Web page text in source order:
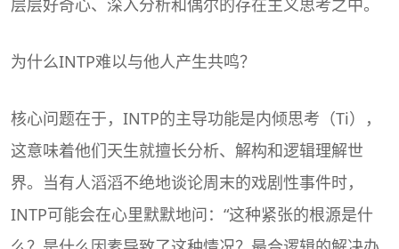
层层好奇心、深入分析和偶尔的存在主义思考之中。
为什么INTP难以与他人产生共鸣？
核心问题在于，INTP的主导功能是内倾思考（Ti），
这意味着他们天生就擅长分析、解构和逻辑理解世
界。当有人滔滔不绝地谈论周末的戏剧性事件时，
INTP可能会在心里默默地问：“这种紧张的根源是什